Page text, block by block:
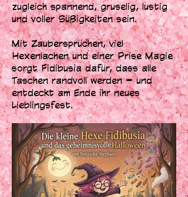
zugleich spannend, gruselig, lustig
und voller Süßigkeiten sein.
Mit Zaubersprüchen, viel
Hexenlachen und einer Prise Magie
sorgt Fidibusia dafür, dass alle
Taschen randvoll werden – und
entdeckt am Ende ihr neues
Lieblingsfest.